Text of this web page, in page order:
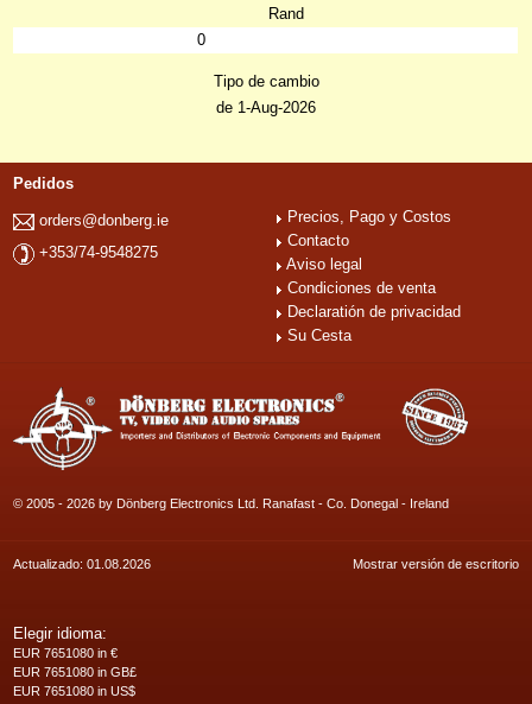
Rand
0
Tipo de cambio
de 1-Aug-2026
Pedidos
orders@donberg.ie
+353/74-9548275
Precios, Pago y Costos
Contacto
Aviso legal
Condiciones de venta
Declaratión de privacidad
Su Cesta
© 2005 - 2026 by Dönberg Electronics Ltd. Ranafast - Co. Donegal - Ireland
Actualizado: 01.08.2026 Mostrar versión de escritorio
Elegir idioma:
EUR 7651080 in €
EUR 7651080 in GB£
EUR 7651080 in US$